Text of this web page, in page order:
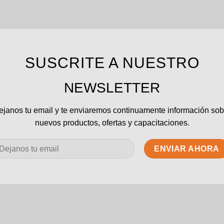
SUSCRITE A NUESTRO
NEWSLETTER
tu email y te enviaremos continuamente información
nuevos productos, ofertas y capacitaciones.